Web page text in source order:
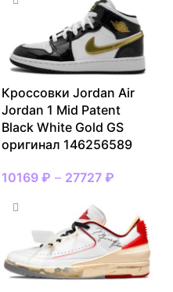
Кроссовки Jordan Air
Jordan 1 Mid Patent
Black White Gold GS
оригинал 146256589
10169 ₽ – 27727 ₽